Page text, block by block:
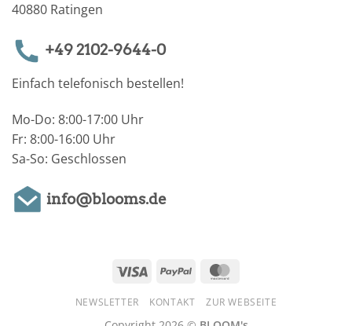
40880 Ratingen
+49 2102-9644-0
Einfach telefonisch bestellen!
Mo-Do: 8:00-17:00 Uhr
Fr: 8:00-16:00 Uhr
Sa-So: Geschlossen
info@blooms.de
Visa PayPal
NEWSLETTER KONTAKT ZUR WEBSEITE